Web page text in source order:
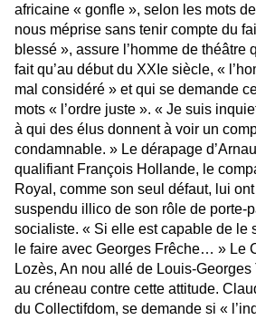
africaine « gonfle », selon les mots
nous méprise sans tenir compte du
blessé », assure l’homme de théâtre
fait qu’au début du XXIe siècle, «
mal considéré » et qui se demande
mots « l’ordre juste ». « Je suis
à qui des élus donnent à voir un
condamnable. » Le dérapage
qualifiant François Hollande, le
Royal, comme son seul défaut, lui ont
suspendu illico de son rôle de porte-
socialiste. « Si elle est capable de le
le faire avec Georges Frêche… » Le
Lozès, An nou allé de Louis-
au créneau contre cette attitude.
du Collectifdom, se demande si «